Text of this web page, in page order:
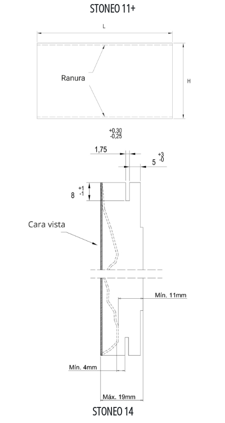
STONEO 11+
STONEO 14